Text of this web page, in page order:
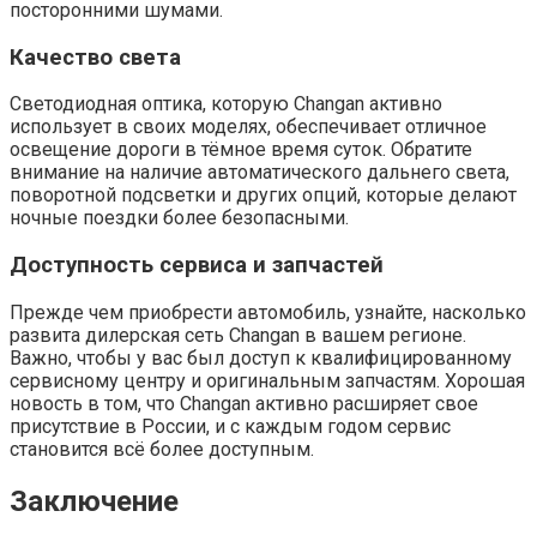
посторонними шумами.
Качество света
Светодиодная оптика, которую Changan активно
использует в своих моделях, обеспечивает отличное
освещение дороги в тёмное время суток. Обратите
внимание на наличие автоматического дальнего света,
поворотной подсветки и других опций, которые делают
ночные поездки более безопасными.
Доступность сервиса и запчастей
Прежде чем приобрести автомобиль, узнайте, насколько
развита дилерская сеть Changan в вашем регионе.
Важно, чтобы у вас был доступ к квалифицированному
сервисному центру и оригинальным запчастям. Хорошая
новость в том, что Changan активно расширяет свое
присутствие в России, и с каждым годом сервис
становится всё более доступным.
Заключение